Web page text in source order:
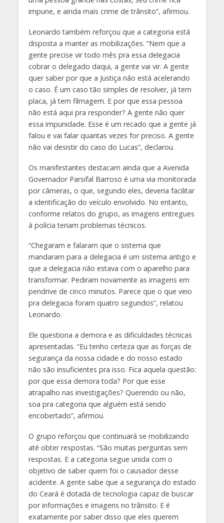
impune, e ainda mais crime de trânsito”, afirmou.
Leonardo também reforçou que a categoria está
disposta a manter as mobilizações. “Nem que a
gente precise vir todo mês pra essa delegacia
cobrar o delegado daqui, a gente vai vir. A gente
quer saber por que a Justiça não está acelerando
o caso. É um caso tão simples de resolver, já tem
placa, já tem filmagem. E por que essa pessoa
não está aqui pra responder? A gente não quer
essa impunidade. Esse é um recado que a gente já
falou e vai falar quantas vezes for preciso. A gente
não vai desistir do caso do Lucas”, declarou.
Os manifestantes destacam ainda que a Avenida
Governador Parsifal Barroso é uma via monitorada
por câmeras, o que, segundo eles, deveria facilitar
a identificação do veículo envolvido. No entanto,
conforme relatos do grupo, as imagens entregues
à polícia teriam problemas técnicos.
“Chegaram e falaram que o sistema que
mandaram para a delegacia é um sistema antigo e
que a delegacia não estava com o aparelho para
transformar. Pediram novamente as imagens em
pendrive de cinco minutos. Parece que o que veio
pra delegacia foram quatro segundos”, relatou
Leonardo.
Ele questiona a demora e as dificuldades técnicas
apresentadas. “Eu tenho certeza que as forças de
segurança da nossa cidade e do nosso estado
não são insuficientes pra isso. Fica aquela questão:
por que essa demora toda? Por que esse
atrapalho nas investigações? Querendo ou não,
soa pra categoria que alguém está sendo
encobertado”, afirmou.
O grupo reforçou que continuará se mobilizando
até obter respostas. “São muitas perguntas sem
respostas. E a categoria segue unida com o
objetivo de saber quem foi o causador desse
acidente. A gente sabe que a segurança do estado
do Ceará é dotada de tecnologia capaz de buscar
por informações e imagens no trânsito. E é
exatamente por saber disso que eles querem